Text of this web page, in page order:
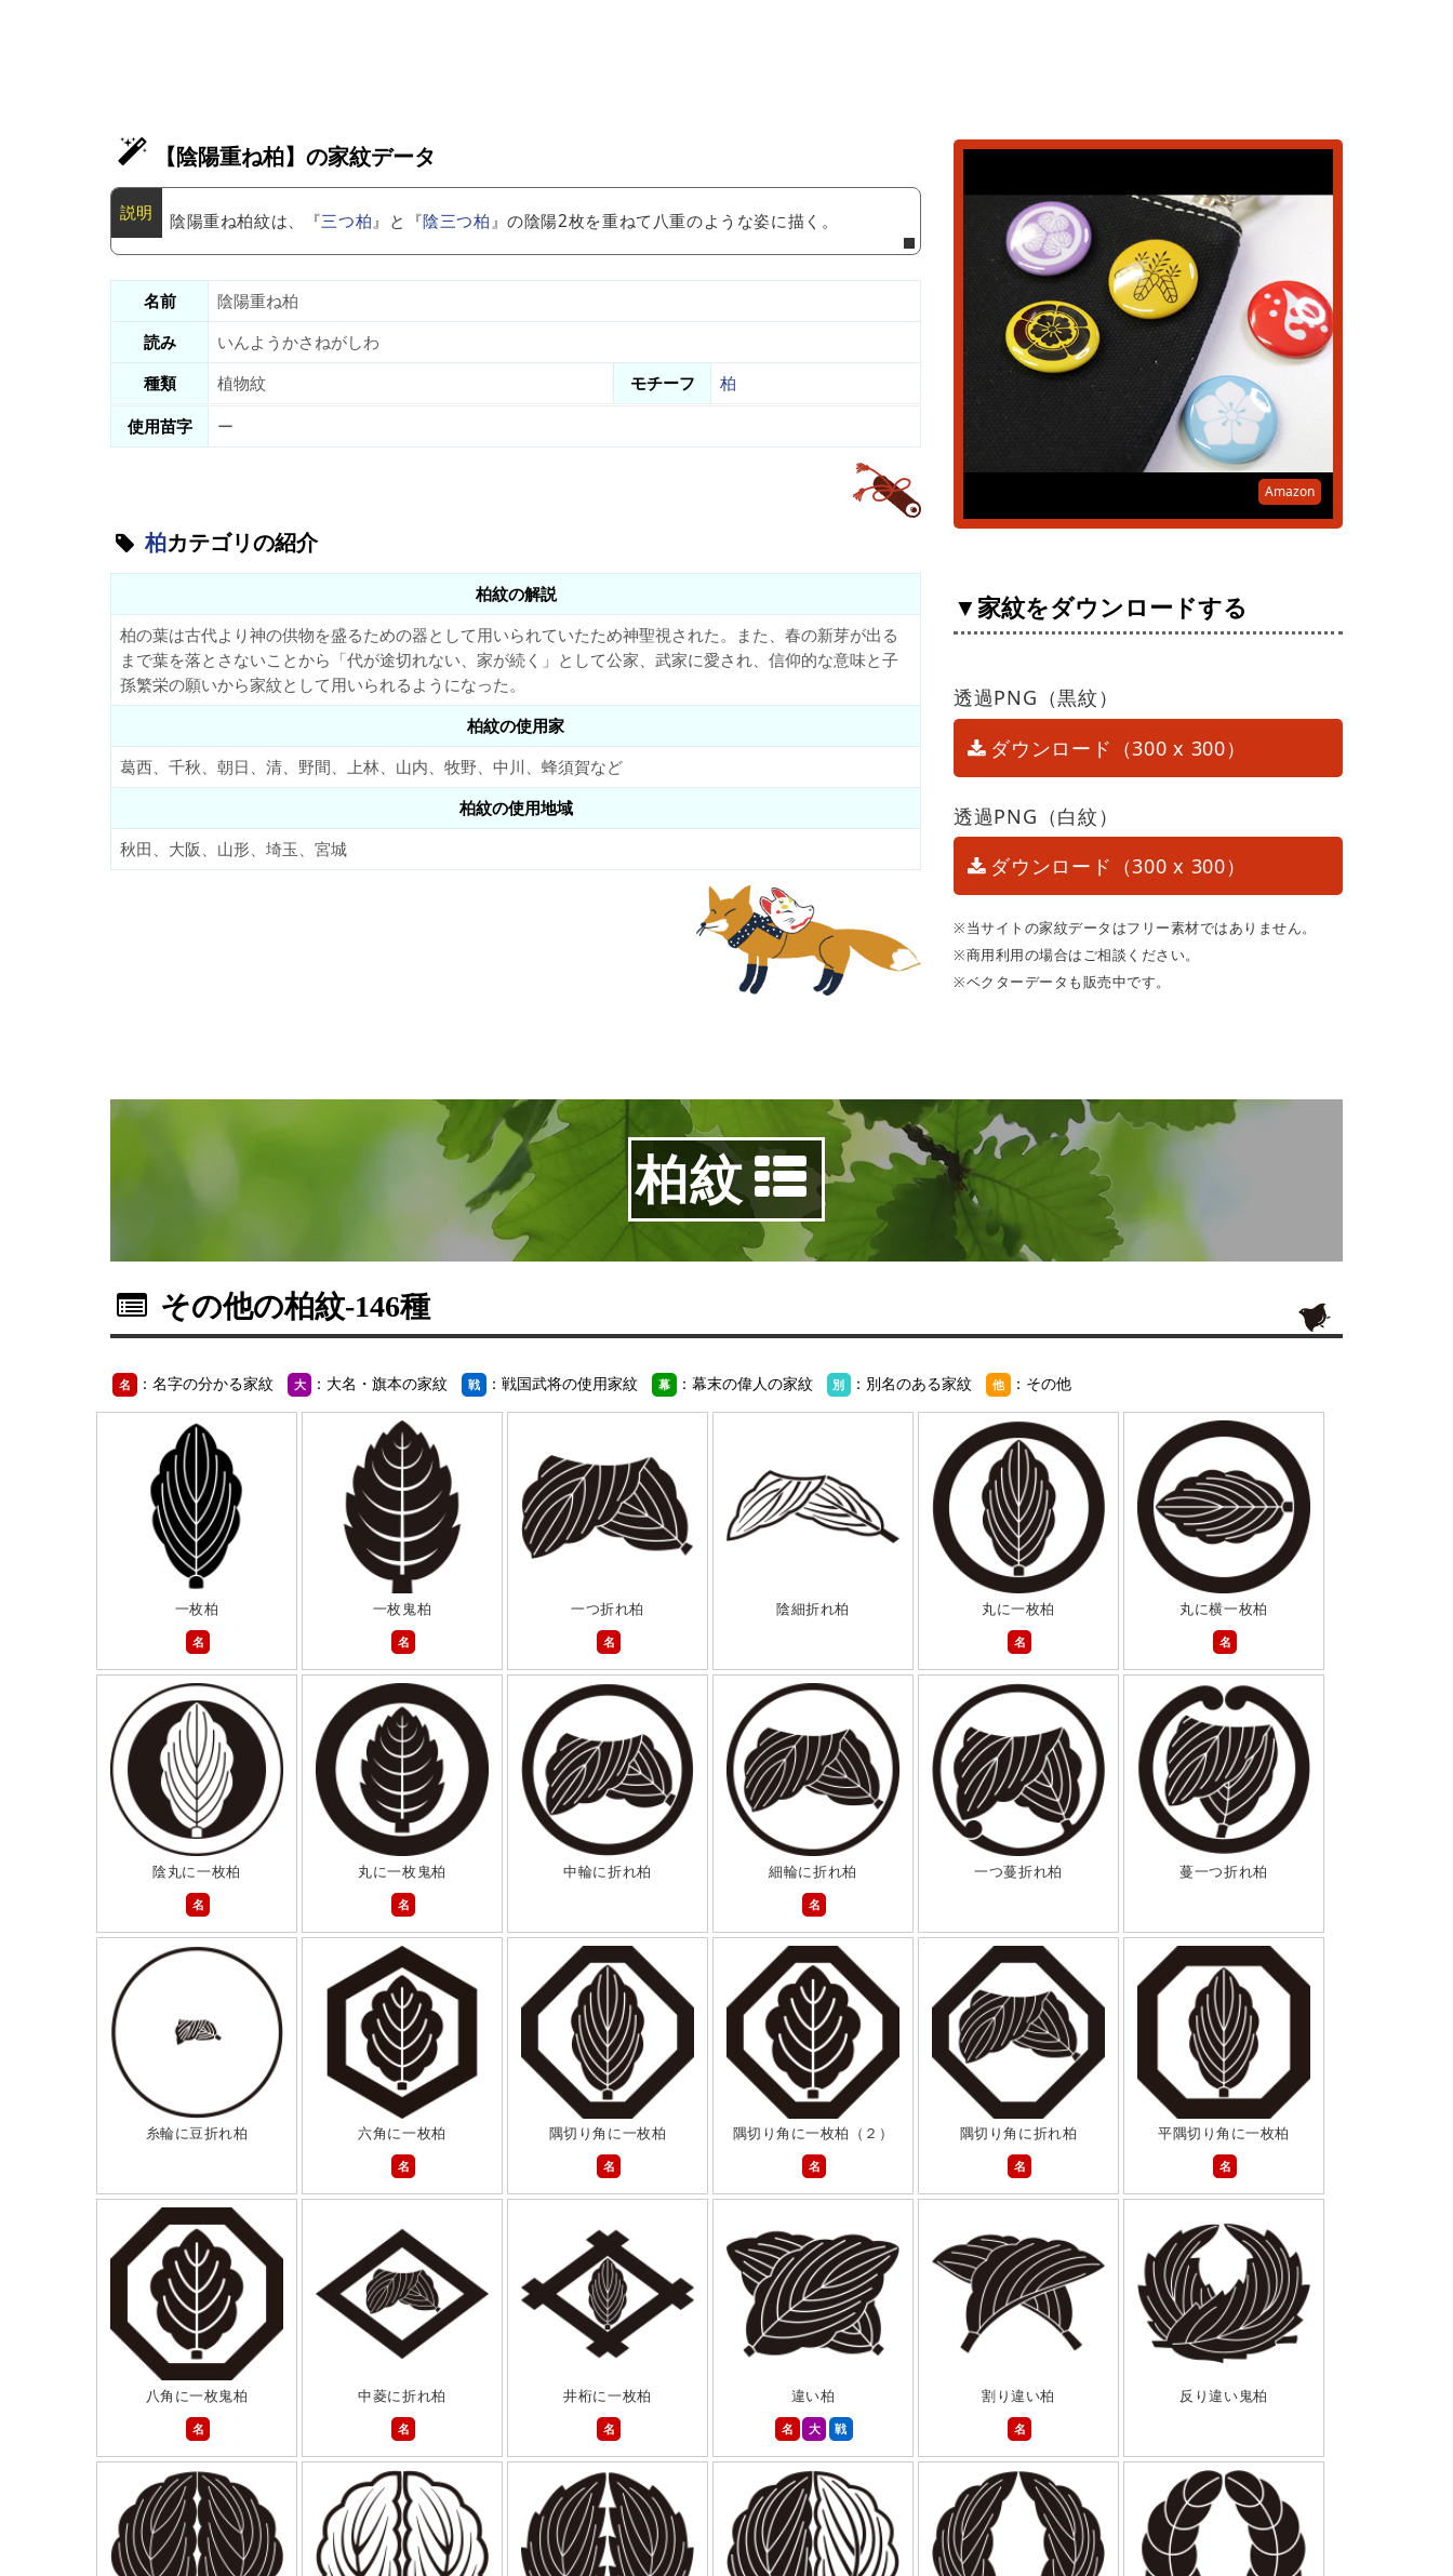
【陰陽重ね柏】の家紋データ
陰陽重ね柏紋は、『三つ柏』と『陰三つ柏』の陰陽2枚を重ねて八重のような姿に描く。
名前
陰陽重ね柏
読み
いんようかさねがしわ
種類
植物紋 モチーフ
柏
使用苗字
ー
柏カテゴリの紹介
柏紋の解説
柏の葉は古代より神の供物を盛るための器として用いられていたため神聖視された。また、春の新芽が出る
まで葉を落とさないことから「代が途切れない、家が続く」として公家、武家に愛され、信仰的な意味と子
孫繁栄の願いから家紋として用いられるようになった。
柏紋の使用家
葛西、千秋、朝日、清、野間、上林、山内、牧野、中川、蜂須賀など
柏紋の使用地域
秋田、大阪、山形、埼玉、宮城
Amazon
▼家紋をダウンロードする
透過PNG（黒紋）
ダウンロード（300 x 300）
透過PNG（白紋）
ダウンロード（300 x 300）
※当サイトの家紋データはフリー素材ではありません。
※商用利用の場合はご相談ください。
※ベクターデータも販売中です。
柏紋
その他の柏紋-146種
名 ：名字の分かる家紋 大 ：大名・旗本の家紋 戦 ：戦国武将の使用家紋 幕 ：幕末の偉人の家紋 別 ：別名のある家紋 他 ：その他
一枚柏
名
一枚鬼柏
名
一つ折れ柏
名
陰細折れ柏
丸に一枚柏
名
丸に横一枚柏
名
陰丸に一枚柏
名
丸に一枚鬼柏
名
中輪に折れ柏
細輪に折れ柏
名
一つ蔓折れ柏 蔓一つ折れ柏
糸輪に豆折れ柏
六角に一枚柏
名
隅切り角に一枚柏
名
隅切り角に一枚柏（２）
名
隅切り角に折れ柏
名
平隅切り角に一枚柏
名
八角に一枚鬼柏
名
中菱に折れ柏
名
井桁に一枚柏
名
違い柏
名
大 戦
割り違い柏
名
反り違い鬼柏